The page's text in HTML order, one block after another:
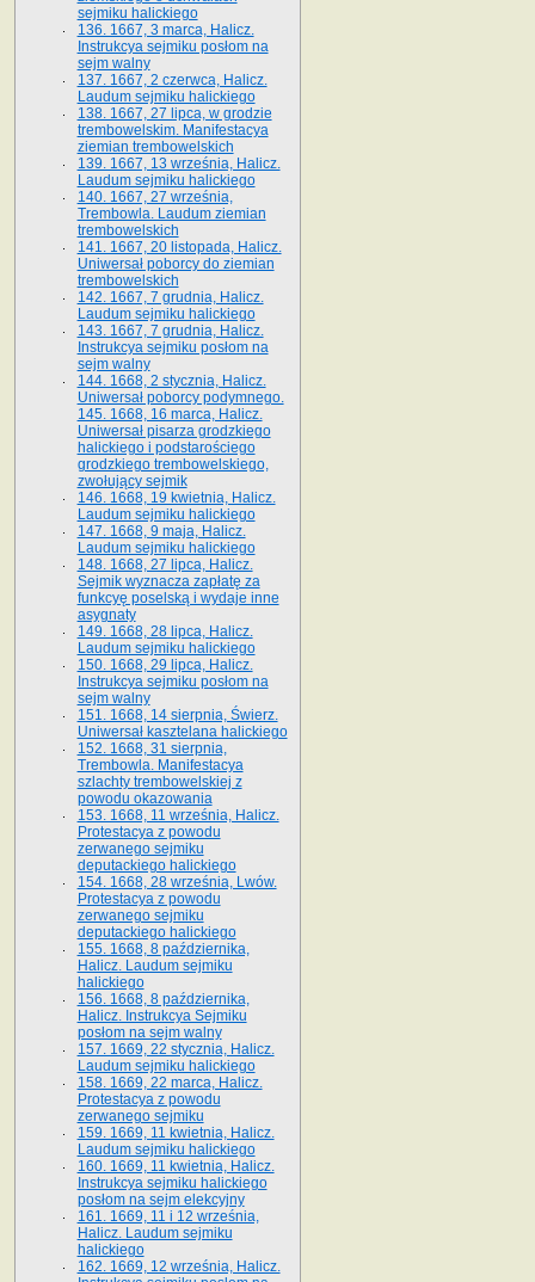
sejmiku halickiego
136. 1667, 3 marca, Halicz.
Instrukcya sejmiku posłom na
sejm walny
137. 1667, 2 czerwca, Halicz.
Laudum sejmiku halickiego
138. 1667, 27 lipca, w grodzie
trembowelskim. Manifestacya
ziemian trembowelskich
139. 1667, 13 września, Halicz.
Laudum sejmiku halickiego
140. 1667, 27 września,
Trembowla. Laudum ziemian
trembowelskich
141. 1667, 20 listopada, Halicz.
Uniwersał poborcy do ziemian
trembowelskich
142. 1667, 7 grudnia, Halicz.
Laudum sejmiku halickiego
143. 1667, 7 grudnia, Halicz.
Instrukcya sejmiku posłom na
sejm walny
144. 1668, 2 stycznia, Halicz.
Uniwersał poborcy podymnego.
145. 1668, 16 marca, Halicz.
Uniwersał pisarza grodzkiego
halickiego i podstarościego
grodzkiego trembowelskiego,
zwołujący sejmik
146. 1668, 19 kwietnia, Halicz.
Laudum sejmiku halickiego
147. 1668, 9 maja, Halicz.
Laudum sejmiku halickiego
148. 1668, 27 lipca, Halicz.
Sejmik wyznacza zapłatę za
funkcyę poselską i wydaje inne
asygnaty
149. 1668, 28 lipca, Halicz.
Laudum sejmiku halickiego
150. 1668, 29 lipca, Halicz.
Instrukcya sejmiku posłom na
sejm walny
151. 1668, 14 sierpnia, Świerz.
Uniwersał kasztelana halickiego
152. 1668, 31 sierpnia,
Trembowla. Manifestacya
szlachty trembowelskiej z
powodu okazowania
153. 1668, 11 września, Halicz.
Protestacya z powodu
zerwanego sejmiku
deputackiego halickiego
154. 1668, 28 września, Lwów.
Protestacya z powodu
zerwanego sejmiku
deputackiego halickiego
155. 1668, 8 października,
Halicz. Laudum sejmiku
halickiego
156. 1668, 8 października,
Halicz. Instrukcya Sejmiku
posłom na sejm walny
157. 1669, 22 stycznia, Halicz.
Laudum sejmiku halickiego
158. 1669, 22 marca, Halicz.
Protestacya z powodu
zerwanego sejmiku
159. 1669, 11 kwietnia, Halicz.
Laudum sejmiku halickiego
160. 1669, 11 kwietnia, Halicz.
Instrukcya sejmiku halickiego
posłom na sejm elekcyjny
161. 1669, 11 i 12 września,
Halicz. Laudum sejmiku
halickiego
162. 1669, 12 września, Halicz.